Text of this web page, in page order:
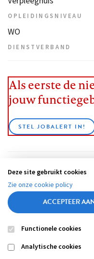
OPLEIDINGSNIVEAU
WO
DIENSTVERBAND
Als eerste de
jouw
STEL JOBALERT IN!
BEKIJK
Footer
Deze site gebruikt cookies
Zie onze cookie policy
ACCEPTEER
Functionele cookies
Analytische cookies